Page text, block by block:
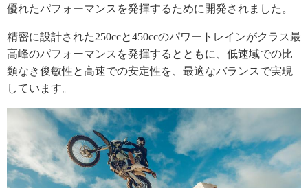
優れたパフォーマンスを発揮するために開発されました。
精密に設計された250ccと450ccのパワートレインがクラス最
高峰のパフォーマンスを発揮するとともに、低速域での比
類なき俊敏性と高速での安定性を、最適なバランスで実現
しています。